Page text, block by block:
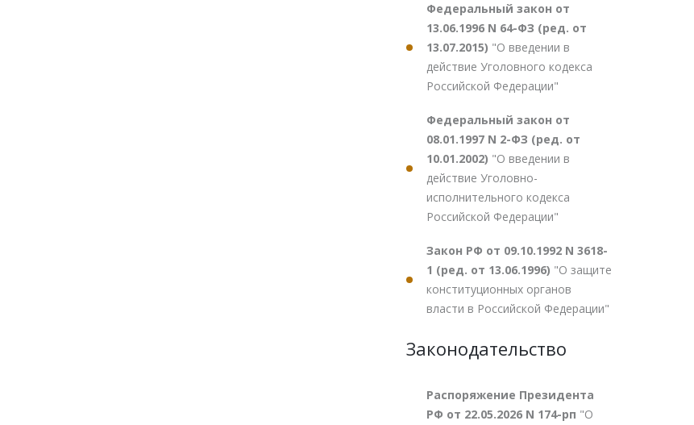
Федеральный закон от
13.06.1996 N 64-ФЗ (ред. от
13.07.2015) "О введении в
действие Уголовного кодекса
Российской Федерации"
Федеральный закон от
08.01.1997 N 2-ФЗ (ред. от
10.01.2002) "О введении в
действие Уголовно-
исполнительного кодекса
Российской Федерации"
Закон РФ от 09.10.1992 N 3618-
1 (ред. от 13.06.1996) "О защите
конституционных органов
власти в Российской Федерации"
Законодательство
Распоряжение Президента
РФ от 22.05.2026 N 174-рп "О